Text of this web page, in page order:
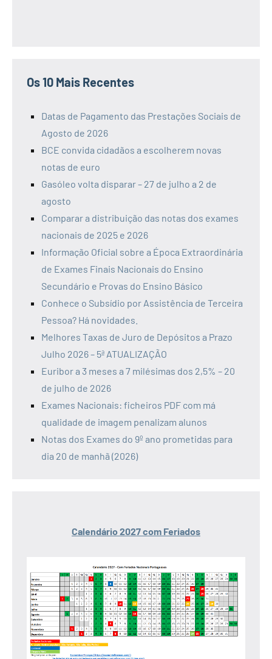
Os 10 Mais Recentes
Datas de Pagamento das Prestações Sociais de
Agosto de 2026
BCE convida cidadãos a escolherem novas
notas de euro
Gasóleo volta disparar – 27 de julho a 2 de
agosto
Comparar a distribuição das notas dos exames
nacionais de 2025 e 2026
Informação Oficial sobre a Época Extraordinária
de Exames Finais Nacionais do Ensino
Secundário e Provas do Ensino Básico
Conhece o Subsídio por Assistência de Terceira
Pessoa? Há novidades.
Melhores Taxas de Juro de Depósitos a Prazo
Julho 2026 – 5ª ATUALIZAÇÃO
Euribor a 3 meses a 7 milésimas dos 2,5% – 20
de julho de 2026
Exames Nacionais: ficheiros PDF com má
qualidade de imagem penalizam alunos
Notas dos Exames do 9º ano prometidas para
dia 20 de manhã (2026)
Calendário 2027 com Feriados